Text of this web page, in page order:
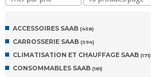
ACCESSOIRES SAAB (458)
CARROSSERIE SAAB (594)
CLIMATISATION ET CHAUFFAGE SAAB (171)
CONSOMMABLES SAAB (181)